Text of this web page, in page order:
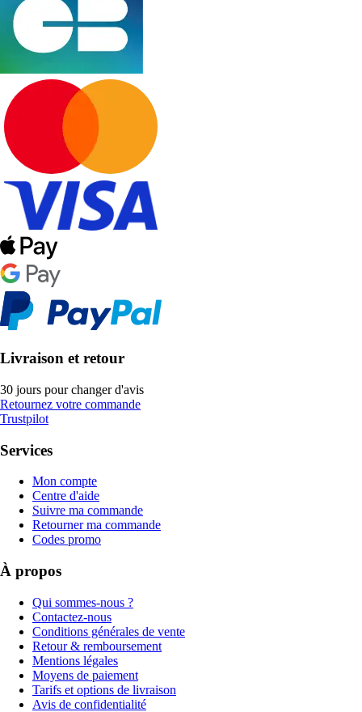
Livraison et retour
30 jours pour changer d'avis
Retournez votre commande
Trustpilot
Services
Mon compte
Centre d'aide
Suivre ma commande
Retourner ma commande
Codes promo
À propos
Qui sommes-nous ?
Contactez-nous
Conditions générales de vente
Retour & remboursement
Mentions légales
Moyens de paiement
Tarifs et options de livraison
Avis de confidentialité